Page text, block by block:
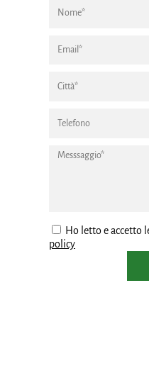
Ho letto e accetto
policy